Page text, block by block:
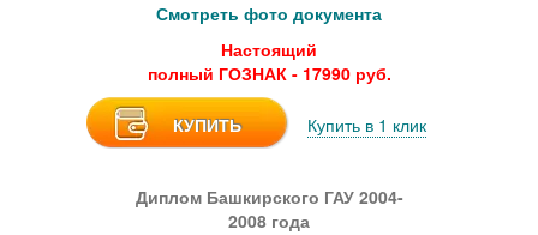
Смотреть фото документа
Настоящий
полный ГОЗНАК - 17990 руб.
КУПИТЬ Купить в 1 клик
Диплом Башкирского ГАУ 2004-
2008 года